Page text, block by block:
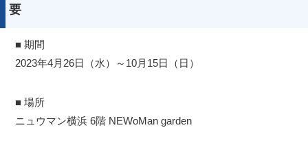
要
■ 期間
2023年4月26日（水）～10月15日（日）
■ 場所
ニュウマン横浜 6階 NEWoMan garden